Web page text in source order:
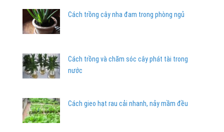
Cách trồng cây nha đam trong phòng ngủ
Cách trồng và chăm sóc cây phát tài trong
nước
Cách gieo hạt rau cải nhanh, nảy mầm đều